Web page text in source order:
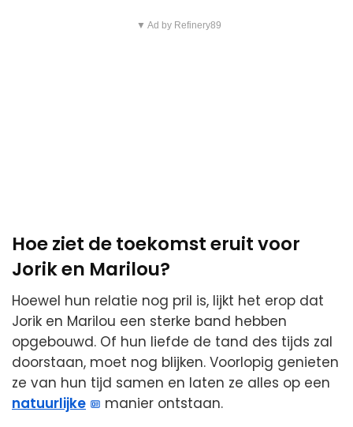
▼ Ad by Refinery89
Hoe ziet de toekomst eruit voor
Jorik en Marilou?
Hoewel hun relatie nog pril is, lijkt het erop dat
Jorik en Marilou een sterke band hebben
opgebouwd. Of hun liefde de tand des tijds zal
doorstaan, moet nog blijken. Voorlopig genieten
ze van hun tijd samen en laten ze alles op een
natuurlijke
manier ontstaan.